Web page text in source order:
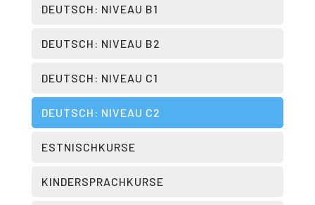
DEUTSCH: NIVEAU B1
DEUTSCH: NIVEAU B2
DEUTSCH: NIVEAU C1
DEUTSCH: NIVEAU C2
ESTNISCHKURSE
KINDERSPRACHKURSE